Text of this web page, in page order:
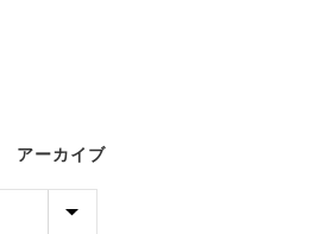
アーカイブ